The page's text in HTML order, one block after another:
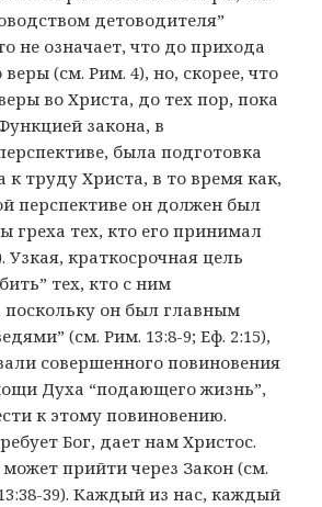
детоводителя”
не означает, что до прихода
(см. Рим. 4), но, скорее, что
во Христа, до тех пор, пока
закона, в
была подготовка
к труду Христа, в то время как,
перспективе он должен был
греха тех, кто его принимал
Узкая, краткосрочная цель
тех, кто с ним
поскольку он был главным
(см. Рим. 13:8-9; Еф. 2:15),
совершенного повиновения
Духа “подающего жизнь”,
к этому повиновению.
Бог, дает нам Христос.
прийти через Закон (см.
39). Каждый из нас, каждый